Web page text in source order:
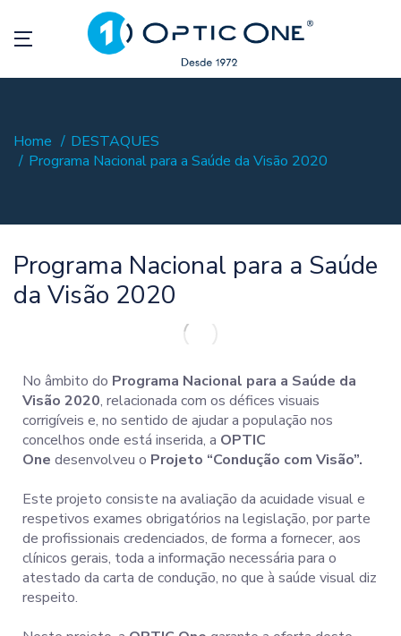
Home
DESTAQUES
Programa Nacional para a Saúde da Visão 2020
Programa Nacional para a Saúde
da Visão 2020
No âmbito do Programa Nacional para a Saúde da
Visão 2020, relacionada com os défices visuais
corrigíveis e, no sentido de ajudar a população nos
concelhos onde está inserida, a OPTIC
One desenvolveu o Projeto “Condução com Visão”.
Este projeto consiste na avaliação da acuidade visual e
respetivos exames obrigatórios na legislação, por parte
de profissionais credenciados, de forma a fornecer, aos
clínicos gerais, toda a informação necessária para o
atestado da carta de condução, no que à saúde visual diz
respeito.